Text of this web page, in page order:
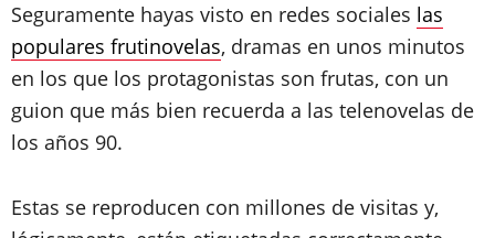
Seguramente hayas visto en redes sociales las
populares frutinovelas, dramas en unos minutos
en los que los protagonistas son frutas, con un
guion que más bien recuerda a las telenovelas de
los años 90.
Estas se reproducen con millones de visitas y,